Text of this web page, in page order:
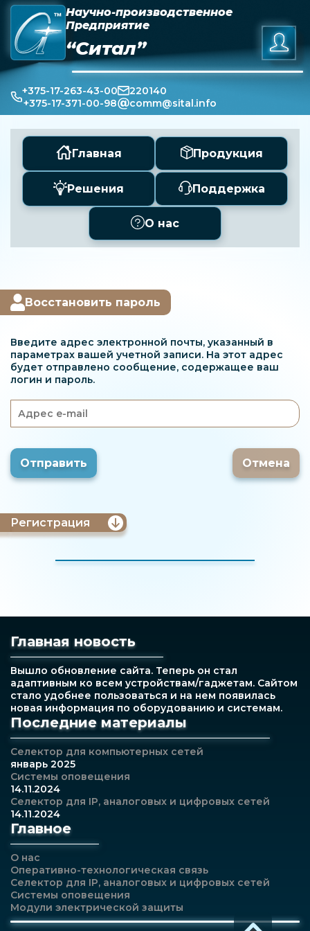
Научно-производственное
Предприятие
“Ситал”
220140
comm@sital.info
+375-17-263-43-00
+375-17-371-00-98
Главная Продукция
Решения Поддержка
О нас
Восстановить пароль
Введите адрес электронной почты, указанный в
параметрах вашей учетной записи. На этот адрес
будет отправлено сообщение, содержащее ваш
логин и пароль.
Отмена
Регистрация
Главная новость
Вышло обновление сайта. Теперь он стал
адаптивным ко всем устройствам/гаджетам. Сайтом
стало удобнее пользоваться и на нем появилась
новая информация по оборудованию и системам.
Последние материалы
Селектор для компьютерных сетей
январь 2025
Системы оповещения
14.11.2024
Селектор для IP, аналоговых и цифровых сетей
14.11.2024
Главное
О нас
Оперативно-технологическая связь
Селектор для IP, аналоговых и цифровых сетей
Системы оповещения
Модули электрической защиты